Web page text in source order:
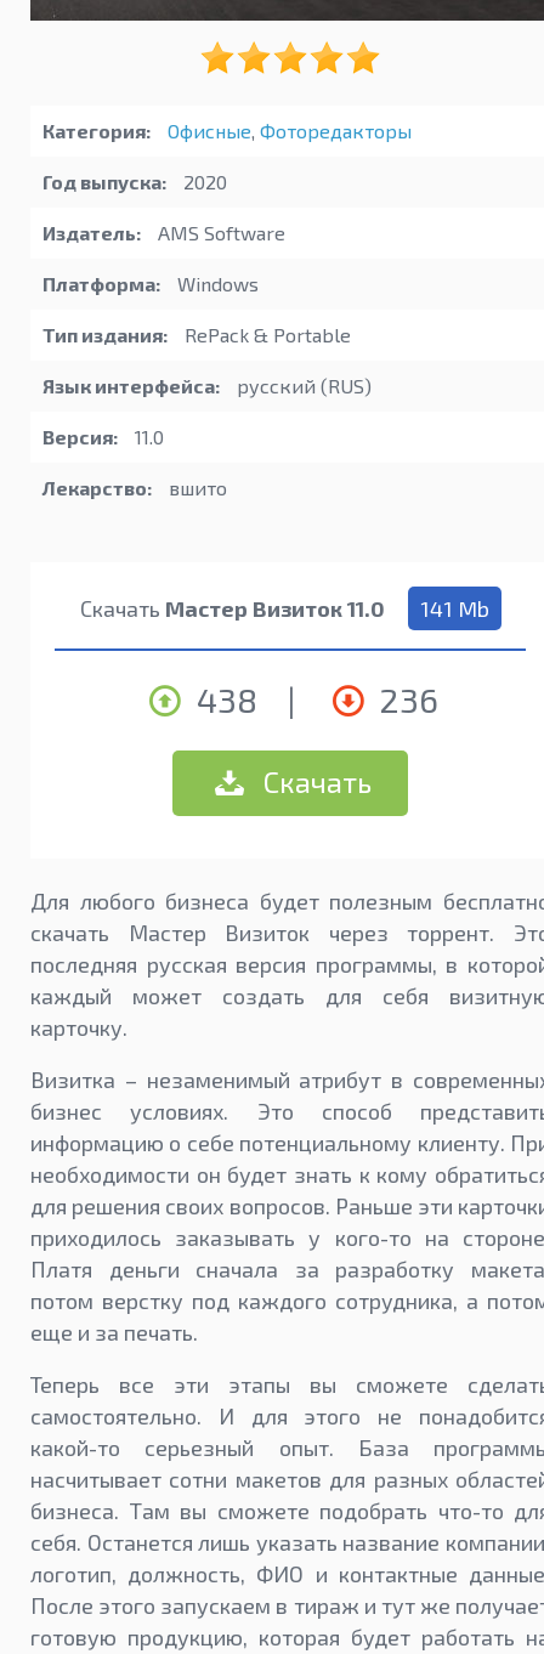
Категория: Офисные, Фоторедакторы
Год выпуска: 2020
Издатель: AMS Software
Платформа: Windows
Тип издания: RePack & Portable
Язык интерфейса: русский (RUS)
Версия: 11.0
Лекарство: вшито
Скачать Мастер Визиток 11.0 141 Mb
438 | 236
Скачать
Для любого бизнеса будет полезным
скачать Мастер Визиток через торрент.
последняя русская версия программы, в
каждый может создать для себя
карточку.
Визитка – незаменимый атрибут в
бизнес условиях. Это способ
информацию о себе потенциальному клиенту.
необходимости он будет знать к кому
для решения своих вопросов. Раньше эти
приходилось заказывать у кого-то на
Платя деньги сначала за разработку
потом верстку под каждого сотрудника, а
еще и за печать.
Теперь все эти этапы вы сможете
самостоятельно. И для этого не
какой-то серьезный опыт. База
насчитывает сотни макетов для разных
бизнеса. Там вы сможете подобрать что-то
себя. Останется лишь указать название
логотип, должность, ФИО и контактные
После этого запускаем в тираж и тут же
готовую продукцию, которая будет работать